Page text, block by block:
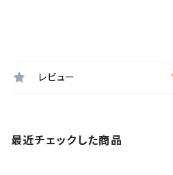
レビュー
最近チェックした商品